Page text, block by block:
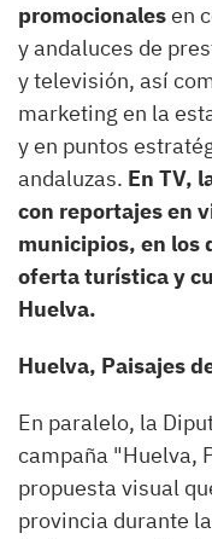
promocionalesen
y andaluces de
y televisión, así
marketing en la
y en puntos
andaluzas. En TV,
con reportajes en
municipios, en los
oferta turística y
Huelva.
Huelva, Paisajes
En paralelo, la
campaña "Huelva,
propuesta visual
provincia durante